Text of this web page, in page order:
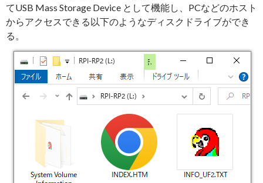
てUSB Mass Storage Device として機能し、PCなどのホスト
からアクセスできる以下のようなディスクドライブができ
る。